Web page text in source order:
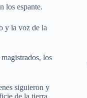
los espante.
y la voz de la
los
siguieron y